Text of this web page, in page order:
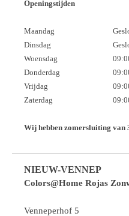
Openingstijden
Maandag
Dinsdag
Woensdag
Donderdag
Vrijdag
Zaterdag
Wij hebben zomersluiting van
NIEUW-VENNEP
Colors@Home Rojas
Venneperhof 5